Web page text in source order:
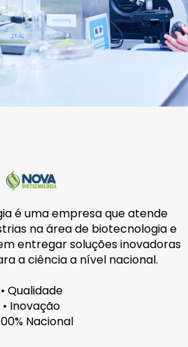
é uma empresa que atende
na área de biotecnologia e
entregar soluções inovadoras
a ciência a nível nacional.
• Qualidade
• Inovação
Nacional